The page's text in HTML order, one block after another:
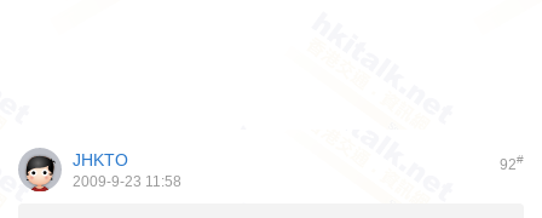
92#
JHKTO
2009-9-23 11:58